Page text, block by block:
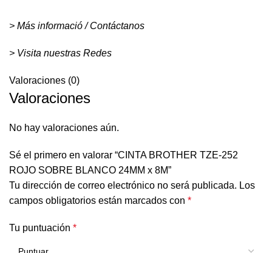
> Más informació / Contáctanos
> Visita nuestras Redes
Valoraciones (0)
Valoraciones
No hay valoraciones aún.
Sé el primero en valorar “CINTA BROTHER TZE-252
ROJO SOBRE BLANCO 24MM x 8M”
Tu dirección de correo electrónico no será publicada. Los
campos obligatorios están marcados con *
Tu puntuación *